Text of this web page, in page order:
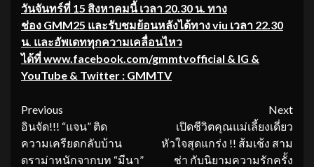
วันจันทร์ที่ 15 สิงหาคมนี้ เวลา 20.30 น. ทาง
ช่อง GMM25 และรับชมย้อนหลังได้ทางviu เวลา 22.30
น. และอัพเดททุกความเคลื่อนไหว
ได้ที่www.facebook.com/gmmtvofficial & IG &
YouTube & Twitter : GMMTV
Continue
Reading
Previous
อินจัด!!! “แจน” ติด
ความเครียดกลับบ้าน
ดราม่าหนักจากบท “มีนา”
Next
เปิดชีวิตคุณแม่เลี้ยงเดี่ยว
หัวใจสุดแกร่ง !! ส้มเช้ง สาม
ช่า กับนิยามความรักครั้ง